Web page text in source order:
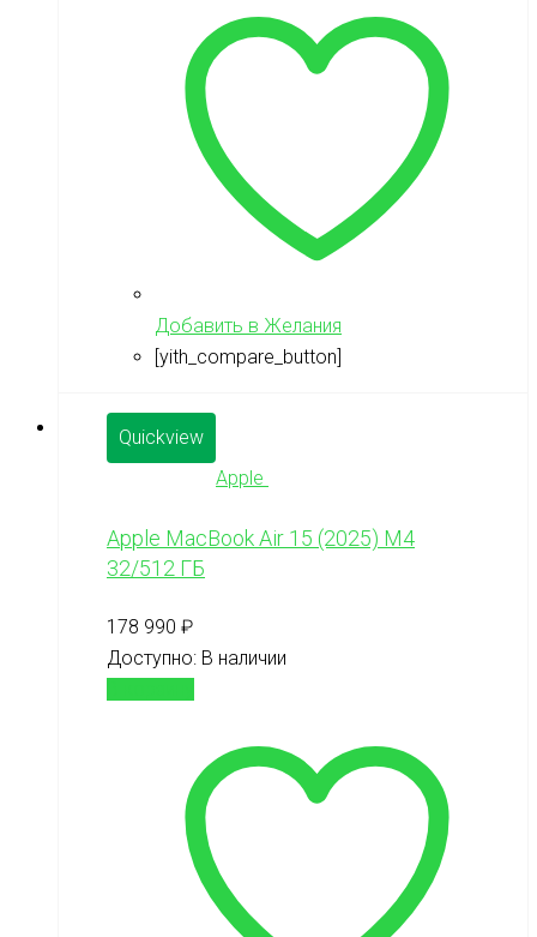
Добавить в Желания
[yith_compare_button]
Quickview
Apple
Apple MacBook Air 15 (2025) M4
32/512 ГБ
178 990 ₽
Доступно: В наличии